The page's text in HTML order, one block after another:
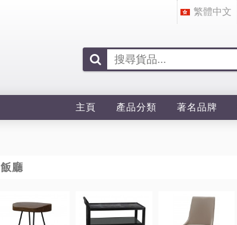
繁體中文
主頁 產品分類 著名品牌
飯廳